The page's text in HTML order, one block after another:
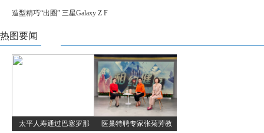
造型精巧“出圈” 三星Galaxy Z F
热图要闻
太平人寿通过巴塞罗那 医巢特聘专家张菊芳教